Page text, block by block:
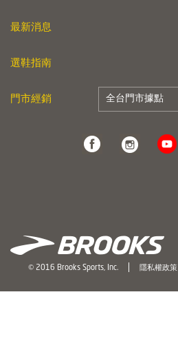
最新消息
選鞋指南
門市經銷 全台門市據點
© 2016 Brooks Sports, Inc. 隱私權政策